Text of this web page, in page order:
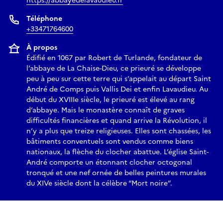
Téléphone
+33471764600
À propos
Édifié en 1067 par Robert de Turlande, fondateur de
l’abbaye de La Chaise-Dieu, ce prieuré se développe
peu à peu sur cette terre qui s’appelait au départ Saint
André de Comps puis Vallis Dei et enfin Lavaudieu. Au
début du XVIIIe siècle, le prieuré est élevé au rang
d’abbaye. Mais le monastère connaît de graves
difficultés financières et quand arrive la Révolution, il
n’y a plus que treize religieuses. Elles sont chassées, les
bâtiments conventuels sont vendus comme biens
nationaux, la flèche du clocher abattue. L’église Saint-
André comporte un étonnant clocher octogonal
tronqué et une nef ornée de belles peintures murales
du XIVe siècle dont la célèbre “Mort noire”.